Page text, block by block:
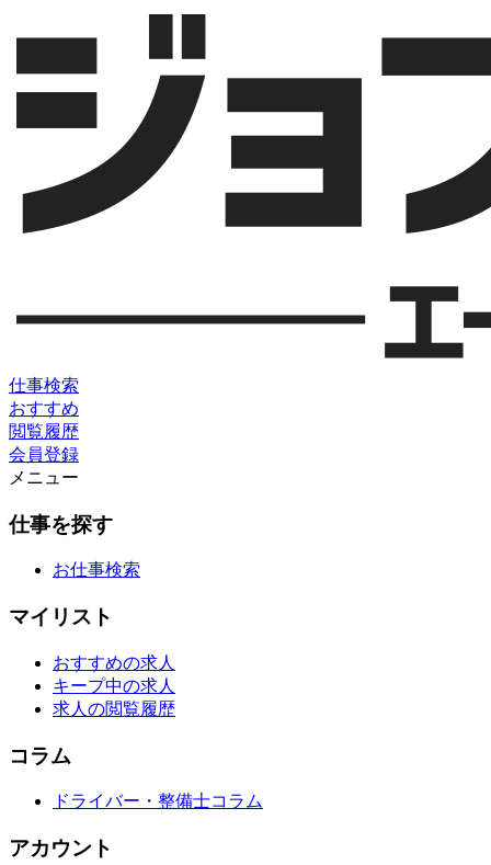
仕事検索
おすすめ
閲覧履歴
会員登録
メニュー
仕事を探す
お仕事検索
マイリスト
おすすめの求人
キープ中の求人
求人の閲覧履歴
コラム
ドライバー・整備士コラム
アカウント